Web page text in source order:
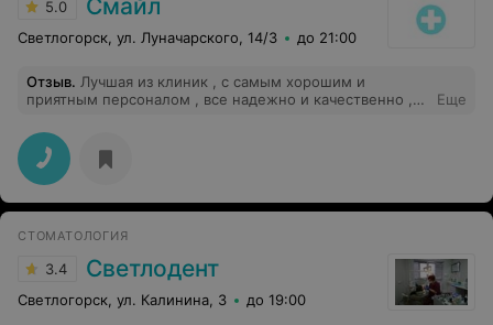
5.0 Смайл
Светлогорск, ул. Луначарского, 14/3 до 21:00
Отзыв. Лучшая из клиник , с самым хорошим и
приятным персоналом , все надежно и качественно ,
визита остался очень доволен
Еще
СТОМАТОЛОГИЯ
3.4 Светлодент
Светлогорск, ул. Калинина, 3 до 19:00